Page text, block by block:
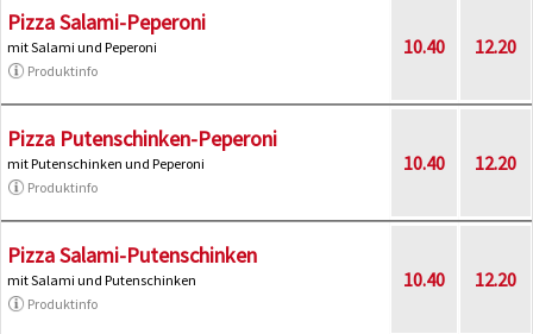
Pizza Salami-Peperoni
mit Salami und Peperoni
Produktinfo
10.40 12.20
Pizza Putenschinken-Peperoni
mit Putenschinken und Peperoni
Produktinfo
10.40 12.20
Pizza Salami-Putenschinken
mit Salami und Putenschinken
Produktinfo
10.40 12.20